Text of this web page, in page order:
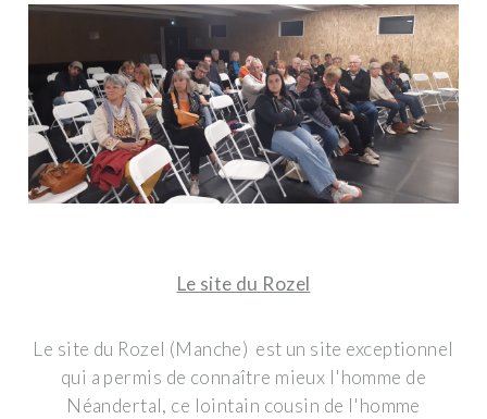
Le site du Rozel
Le site du Rozel (Manche) est un site exceptionnel
qui a permis de connaître mieux l'homme de
Néandertal, ce lointain cousin de l'homme